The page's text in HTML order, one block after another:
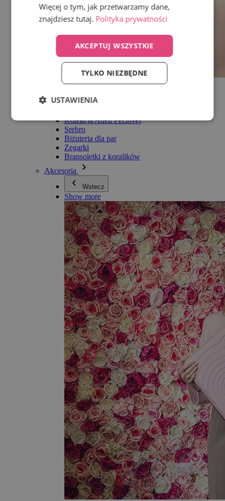
Wszystko w kategorii Biżuteria
Bransoletki
Kolekcja Adéli Pečlovej
Srebro
Biżuteria dla par
Zegarki
Bransoletki z koralików
Akcesoria
Wstecz
Show more
Więcej o tym, jak przetwarzamy dane,
znajdziesz tutaj. Polityka prywatności
AKCEPTUJ WSZYSTKIE
TYLKO NIEZBĘDNE
USTAWIENIA